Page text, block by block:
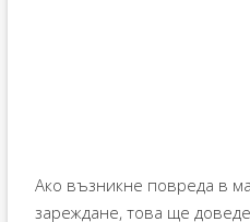
Ако възникне повреда в
зареждане, това ще